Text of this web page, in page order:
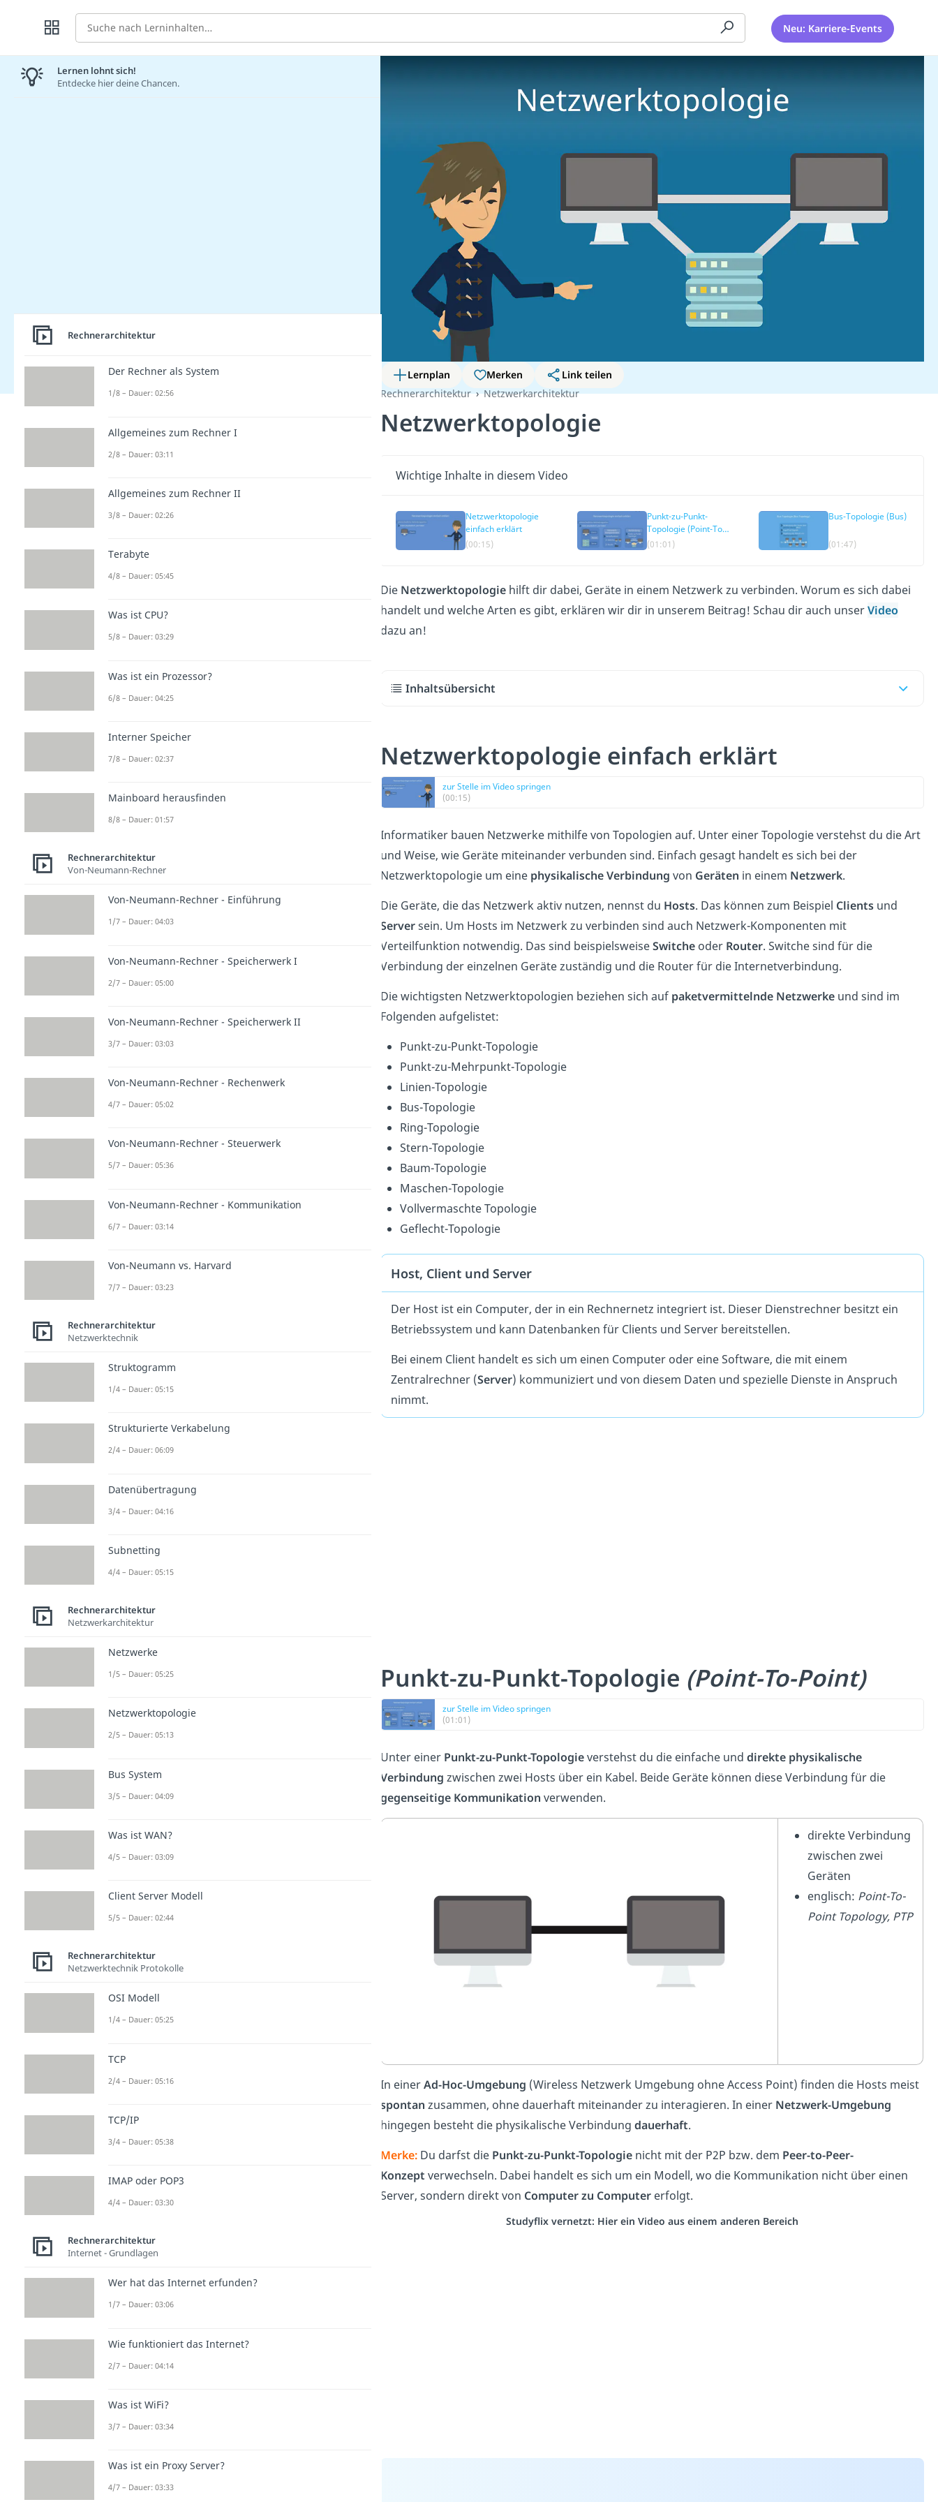
Suche Neu: Karriere-Events
Lernplan Merken
Link teilen
Rechnerarchitektur
Netzwerkarchitektur
Netzwerktopologie
Wichtige Inhalte in diesem Video
Netzwerktopologie
einfach erklärt
(00:15)
Punkt-zu-Punkt-
Topologie (Point-To-
Point)
(01:01)
Bus-Topologie (Bus)
(01:47)
Die Netzwerktopologie hilft dir dabei, Geräte in einem Netzwerk zu verbinden. Worum es sich dabei
handelt und welche Arten es gibt, erklären wir dir in unserem Beitrag! Schau dir auch unserVideo
dazu an!
Inhaltsübersicht
Netzwerktopologie einfach erklärt
zur Stelle im Video springen
(00:15)
Informatiker bauen Netzwerke mithilfe von Topologien auf. Unter einer Topologie verstehst du die Art
und Weise, wie Geräte miteinander verbunden sind. Einfach gesagt handelt es sich bei der
Netzwerktopologie um eine physikalische Verbindungvon Geräten in einem Netzwerk.
Die Geräte, die das Netzwerk aktiv nutzen, nennst du Hosts. Das können zum Beispiel Clients und
Serversein. Um Hosts im Netzwerk zu verbinden sind auch Netzwerk-Komponenten mit
Verteilfunktion notwendig. Das sind beispielsweiseSwitche oder Router. Switche sind für die
Verbindung der einzelnen Geräte zuständig und die Router für die Internetverbindung.
Die wichtigsten Netzwerktopologien beziehen sich auf paketvermittelnde Netzwerke und sind im
Folgenden aufgelistet:
Punkt-zu-Punkt-Topologie
Punkt-zu-Mehrpunkt-Topologie
Linien-Topologie
Bus-Topologie
Ring-Topologie
Stern-Topologie
Baum-Topologie
Maschen-Topologie
Vollvermaschte Topologie
Geflecht-Topologie
Host, Client und Server
Der Host ist ein Computer, der in ein Rechnernetz integriert ist. Dieser Dienstrechner besitzt ein
Betriebssystem und kann Datenbanken für Clients und Server bereitstellen.
Bei einem Client handelt es sich um einen Computer oder eine Software, die mit einem
Zentralrechner (Server) kommuniziert und von diesem Daten und spezielle Dienste in Anspruch
nimmt.
Punkt-zu-Punkt-Topologie (Point-To-Point)
zur Stelle im Video springen
(01:01)
Unter einer Punkt-zu-Punkt-Topologieverstehst du die einfache unddirekte physikalische
Verbindungzwischen zwei Hosts über ein Kabel. Beide Geräte können diese Verbindung für die
gegenseitige Kommunikation verwenden.
direkte Verbindung
zwischen zwei
Geräten
englisch: Point-To-
Point Topology, PTP
In einerAd-Hoc-Umgebung (Wireless Netzwerk Umgebung ohne Access Point) finden die Hosts meist
spontan zusammen, ohne dauerhaft miteinander zu interagieren. In einer Netzwerk-Umgebung
hingegen besteht die physikalische Verbindungdauerhaft.
Merke: Du darfst die Punkt-zu-Punkt-Topologie nicht mit der P2P bzw. dem Peer-to-Peer-
Konzept verwechseln. Dabei handelt es sich um ein Modell, wo die Kommunikation nicht über einen
Server, sondern direkt von Computer zu Computer erfolgt.
Studyflix vernetzt: Hier ein Video aus einem anderen Bereich
Lernen lohnt sich!
Entdecke hier deine Chancen.
Rechnerarchitektur
Der Rechner als System
1/8 – Dauer: 02:56
Allgemeines zum Rechner I
2/8 – Dauer: 03:11
Allgemeines zum Rechner II
3/8 – Dauer: 02:26
Terabyte
4/8 – Dauer: 05:45
Was ist CPU?
5/8 – Dauer: 03:29
Was ist ein Prozessor?
6/8 – Dauer: 04:25
Interner Speicher
7/8 – Dauer: 02:37
Mainboard herausfinden
8/8 – Dauer: 01:57
Rechnerarchitektur
Von-Neumann-Rechner
Von-Neumann-Rechner - Einführung
1/7 – Dauer: 04:03
Von-Neumann-Rechner - Speicherwerk I
2/7 – Dauer: 05:00
Von-Neumann-Rechner - Speicherwerk II
3/7 – Dauer: 03:03
Von-Neumann-Rechner - Rechenwerk
4/7 – Dauer: 05:02
Von-Neumann-Rechner - Steuerwerk
5/7 – Dauer: 05:36
Von-Neumann-Rechner - Kommunikation
6/7 – Dauer: 03:14
Von-Neumann vs. Harvard
7/7 – Dauer: 03:23
Rechnerarchitektur
Netzwerktechnik
Struktogramm
1/4 – Dauer: 05:15
Strukturierte Verkabelung
2/4 – Dauer: 06:09
Datenübertragung
3/4 – Dauer: 04:16
Subnetting
4/4 – Dauer: 05:15
Rechnerarchitektur
Netzwerkarchitektur
Netzwerke
1/5 – Dauer: 05:25
Netzwerktopologie
2/5 – Dauer: 05:13
Bus System
3/5 – Dauer: 04:09
Was ist WAN?
4/5 – Dauer: 03:09
Client Server Modell
5/5 – Dauer: 02:44
Rechnerarchitektur
Netzwerktechnik Protokolle
OSI Modell
1/4 – Dauer: 05:25
TCP
2/4 – Dauer: 05:16
TCP/IP
3/4 – Dauer: 05:38
IMAP oder POP3
4/4 – Dauer: 03:30
Rechnerarchitektur
Internet - Grundlagen
Wer hat das Internet erfunden?
1/7 – Dauer: 03:06
Wie funktioniert das Internet?
2/7 – Dauer: 04:14
Was ist WiFi?
3/7 – Dauer: 03:34
Was ist ein Proxy Server?
4/7 – Dauer: 03:33